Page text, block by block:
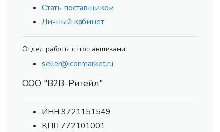
Стать поставщиком
Личный кабинет
Отдел работы с поставщиками:
seller@iconmarket.ru
ООО "В2В-Ритейл"
ИНН 9721151549
КПП 772101001